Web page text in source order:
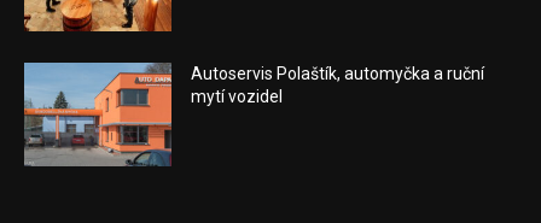
Autoservis Polaštík, automyčka a ruční
mytí vozidel